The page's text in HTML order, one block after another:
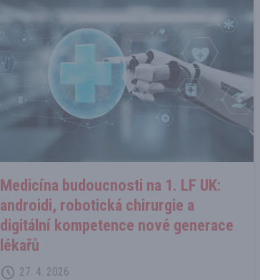
Medicína budoucnosti na 1. LF UK:
androidi, robotická chirurgie a
digitální kompetence nové generace
lékařů
27. 4. 2026